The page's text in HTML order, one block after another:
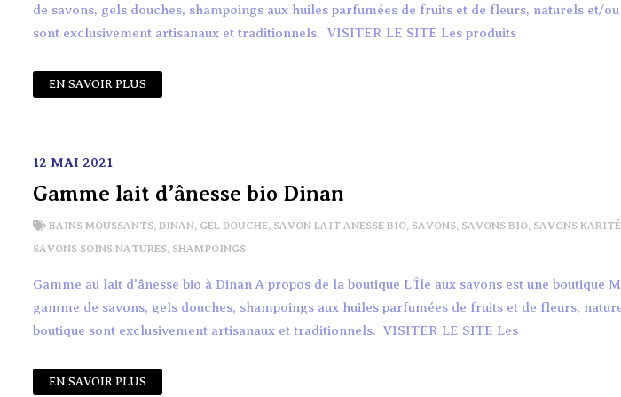
de savons, gels douches, shampoings aux huiles parfumées de fruits et de fleurs, naturels et/
sont exclusivement artisanaux et traditionnels. VISITER LE SITE Les produits
EN SAVOIR PLUS
12 MAI 2021
Gamme lait d’ânesse bio Dinan
BAINS MOUSSANTS, DINAN, GEL DOUCHE, SAVON LAIT ANESSE BIO, SAVONS, SAVONS BIO, SAVONS KARITÉ
SAVONS SOINS NATURES, SHAMPOINGS
Gamme au lait d'ânesse bio à Dinan A propos de la boutique L’Île aux savons est une boutique
gamme de savons, gels douches, shampoings aux huiles parfumées de fruits et de fleurs,
boutique sont exclusivement artisanaux et traditionnels. VISITER LE SITE Les
EN SAVOIR PLUS